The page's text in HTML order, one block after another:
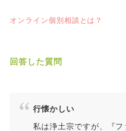
オンライン個別相談とは？
回答した質問
行懐かしい
私は浄土宗ですが、『フ